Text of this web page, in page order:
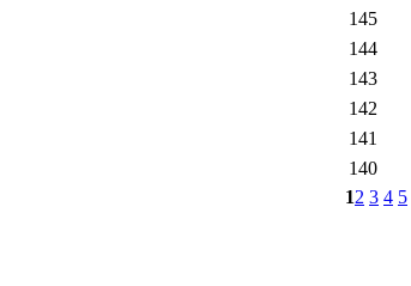
145
144
143
142
141
140
12 3 4 5